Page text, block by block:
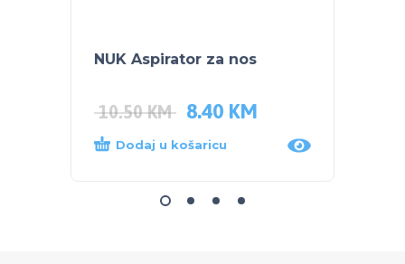
NUK Aspirator za nos
10.50KM 8.40 KM
Dodaj u košaricu